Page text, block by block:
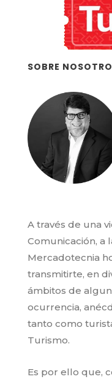
SOBRE
A través de una
Comunicación, a
Mercadotecnia
transmitirte, en
ámbitos de
ocurrencia,
tanto como
Turismo.
Es por ello que,